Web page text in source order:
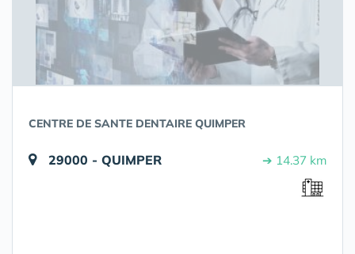
CENTRE DE SANTE DENTAIRE QUIMPER
29000 - QUIMPER ➔ 14.37 km